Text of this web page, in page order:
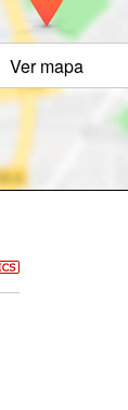
Ver mapa